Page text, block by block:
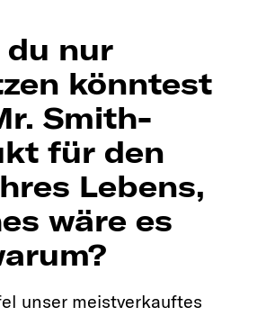
du nur
könntest
Smith-
für den
Lebens,
wäre es
unser meistverkauftes